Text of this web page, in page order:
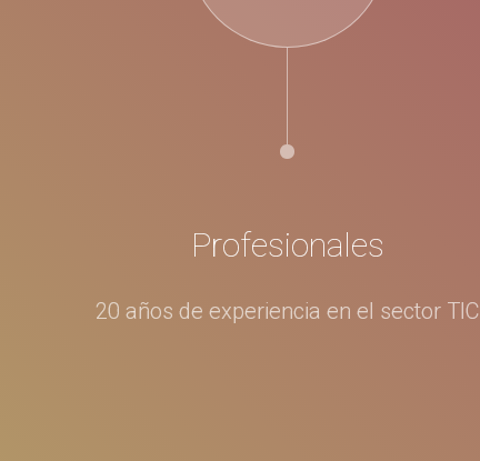
Profesionales
20 años de experiencia en el sector TIC